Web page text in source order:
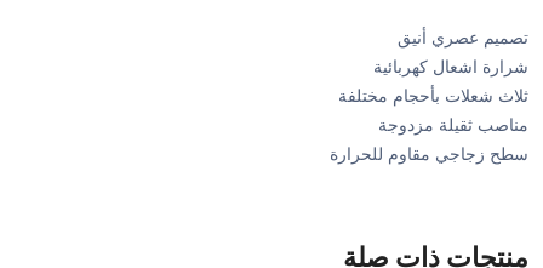
تصميم عصري أنيق
شرارة اشعال كهربائية
ثلاث شعلات بأحجام مختلفة
مناصب ثقيلة مزدوجة
سطح زجاجي مقاوم للحرارة
منتجات ذات صلة